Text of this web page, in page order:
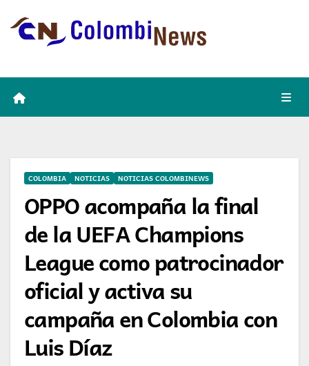
COLOMBIA NOTICIAS NOTICIAS COLOMBINEWS
OPPO acompaña la final
de la UEFA Champions
League como patrocinador
oficial y activa su
campaña en Colombia con
Luis Díaz